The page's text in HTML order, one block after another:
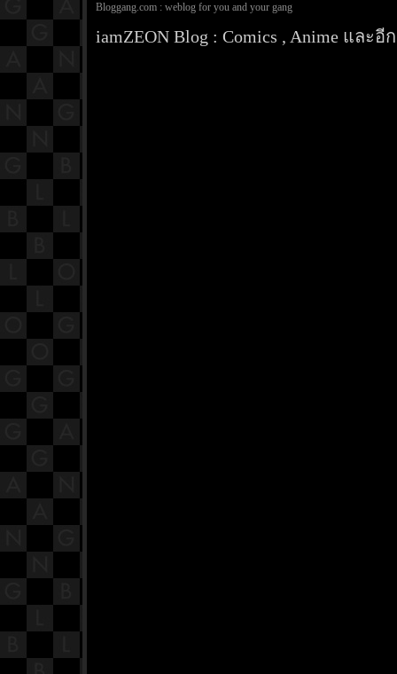
Bloggang.com : weblog for you and your gang
iamZEON Blog : Comics , Anime และอี